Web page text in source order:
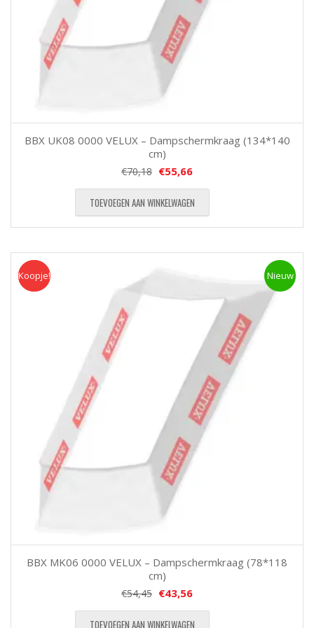
BBX UK08 0000 VELUX – Dampschermkraag (134*140
cm)
€70,18 €55,66
TOEVOEGEN AAN WINKELWAGEN
Koopje Nieuw
Koopje!
BBX MK06 0000 VELUX – Dampschermkraag (78*118
cm)
€54,45 €43,56
TOEVOEGEN AAN WINKELWAGEN